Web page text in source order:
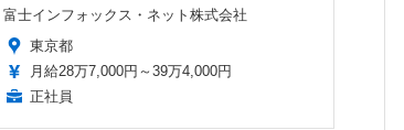
富士インフォックス・ネット株式会社
東京都
月給28万7,000円～39万4,000円
正社員